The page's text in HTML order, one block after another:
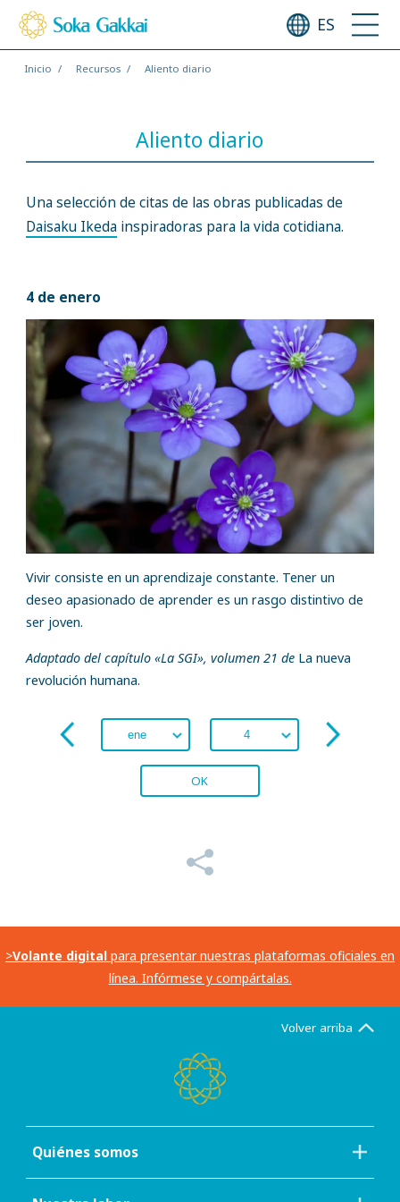
ES
Inicio Recursos Aliento diario
Aliento diario
Una selección de citas de las obras publicadas de
Daisaku Ikedainspiradoras para la vida cotidiana.
4 de enero
Vivir consiste en un aprendizaje constante. Tener un
deseo apasionado de aprender es un rasgo distintivo de
ser joven.
Adaptado del capítulo «La SGI», volumen 21 deLa nueva
revolución humana.
OK
>Volante digital para presentar nuestras plataformas oficiales en
línea. Infórmese y compártalas.
Volver arriba
Quiénes somos